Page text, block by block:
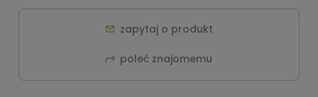
zapytaj o produkt
poleć znajomemu